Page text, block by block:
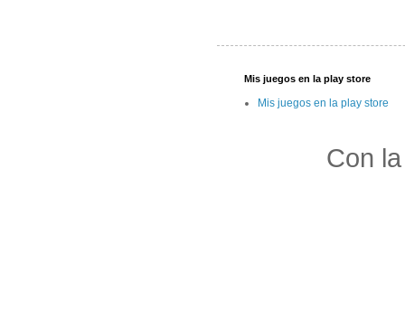
Mis juegos en la play store
Mis juegos en la play store
Con